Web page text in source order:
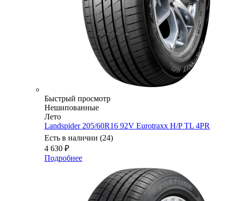
Быстрый просмотр
Нешипованные
Лето
Landspider 205/60R16 92V Eurotraxx H/P TL 4PR
Есть в наличии (24)
4 630 ₽
Подробнее